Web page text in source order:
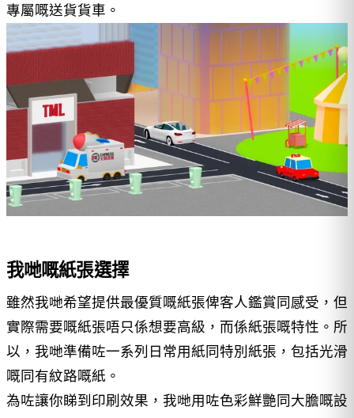
專屬嘅送貨貨車。
我哋嘅紙張選擇
雖然我哋希望提供最優質嘅紙張俾客人鑑賞同感受，但
實際需要嘅紙張唔只係想要高級，而係紙張嘅特性。所
以，我哋準備咗一系列日常用紙同特別紙張，包括光滑
嘅同有紋路嘅紙。
為咗讓你睇到印刷效果，我哋用咗色彩鮮艷同大膽嘅設